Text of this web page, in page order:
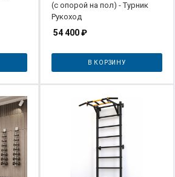
(с опорой на пол) - Турник
Рукоход
54 400₽
В КОРЗИНУ